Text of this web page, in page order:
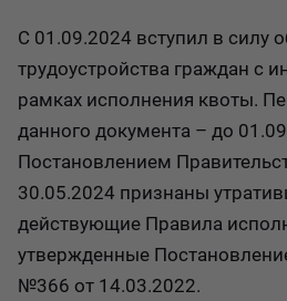
С 01.09.2024 вступил в силу
трудоустройства граждан с
рамках исполнения квоты.
данного документа – до
Постановлением
30.05.2024 признаны
действующие Правила
утвержденные
№366 от 14.03.2022.